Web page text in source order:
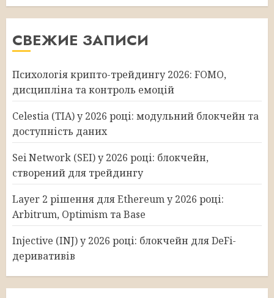
СВЕЖИЕ ЗАПИСИ
Психологія крипто-трейдингу 2026: FOMO,
дисципліна та контроль емоцій
Celestia (TIA) у 2026 році: модульний блокчейн та
доступність даних
Sei Network (SEI) у 2026 році: блокчейн,
створений для трейдингу
Layer 2 рішення для Ethereum у 2026 році:
Arbitrum, Optimism та Base
Injective (INJ) у 2026 році: блокчейн для DeFi-
деривативів